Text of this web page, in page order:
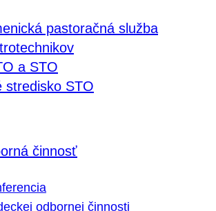
pastoračná služba
a STO
stredisko STO
činnosť
odbornej činnosti